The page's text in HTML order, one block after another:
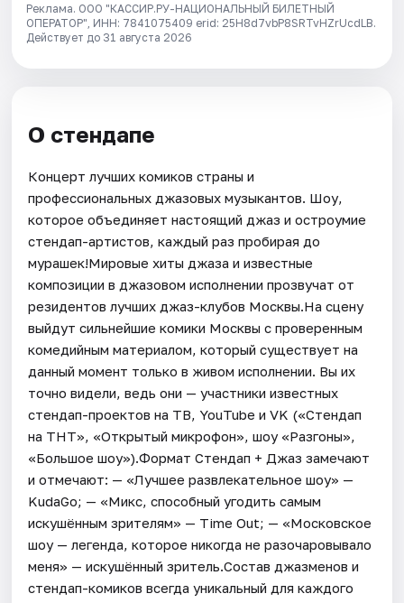
Реклама. ООО "КАССИР.РУ-НАЦИОНАЛЬНЫЙ БИЛЕТНЫЙ
ОПЕРАТОР", ИНН: 7841075409 erid: 25H8d7vbP8SRTvHZrUcdLB.
Действует до 31 августа 2026
О стендапе
Концерт лучших комиков страны и
профессиональных джазовых музыкантов. Шоу,
которое объединяет настоящий джаз и остроумие
стендап-артистов, каждый раз пробирая до
мурашек!Мировые хиты джаза и известные
композиции в джазовом исполнении прозвучат от
резидентов лучших джаз-клубов Москвы.На сцену
выйдут сильнейшие комики Москвы с проверенным
комедийным материалом, который существует на
данный момент только в живом исполнении. Вы их
точно видели, ведь они — участники известных
стендап-проектов на ТВ, YouTube и VK («Стендап
на ТНТ», «Открытый микрофон», шоу «Разгоны»,
«Большое шоу»).Формат Стендап + Джаз замечают
и отмечают: — «Лучшее развлекательное шоу» —
KudaGo; — «Микс, способный угодить самым
искушённым зрителям» — Time Out; — «Московское
шоу — легенда, которое никогда не разочаровывало
меня» — искушённый зритель.Состав джазменов и
стендап-комиков всегда уникальный для каждого